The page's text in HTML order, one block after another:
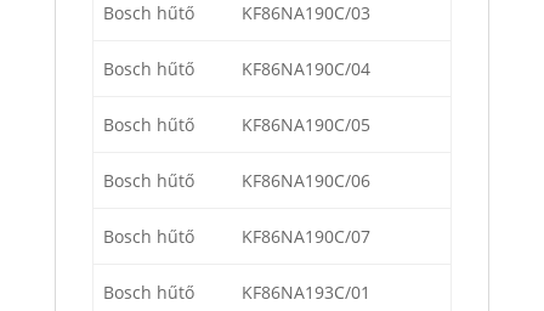
Bosch hűtő KF86NA190C/03
Bosch hűtő KF86NA190C/04
Bosch hűtő KF86NA190C/05
Bosch hűtő KF86NA190C/06
Bosch hűtő KF86NA190C/07
Bosch hűtő KF86NA193C/01